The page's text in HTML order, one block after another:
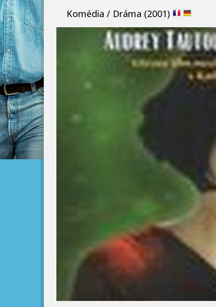
Komédia / Dráma (2001)